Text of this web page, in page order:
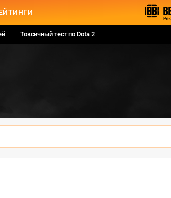
Токсичный тест по Dota 2